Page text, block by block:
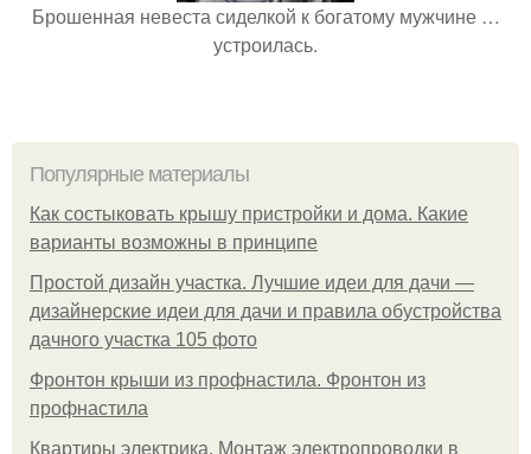
Брошенная невеста сиделкой к богатому мужчине …
устроилась.
Популярные материалы
Как состыковать крышу пристройки и дома. Какие
варианты возможны в принципе
Простой дизайн участка. Лучшие идеи для дачи —
дизайнерские идеи для дачи и правила обустройства
дачного участка 105 фото
Фронтон крыши из профнастила. Фронтон из
профнастила
Квартиры электрика. Монтаж электропроводки в